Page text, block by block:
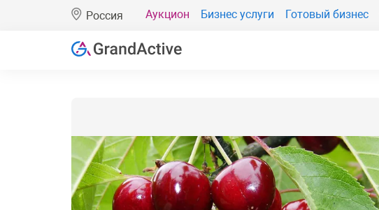
Россия Аукцион Бизнес услуги Готовый бизнес